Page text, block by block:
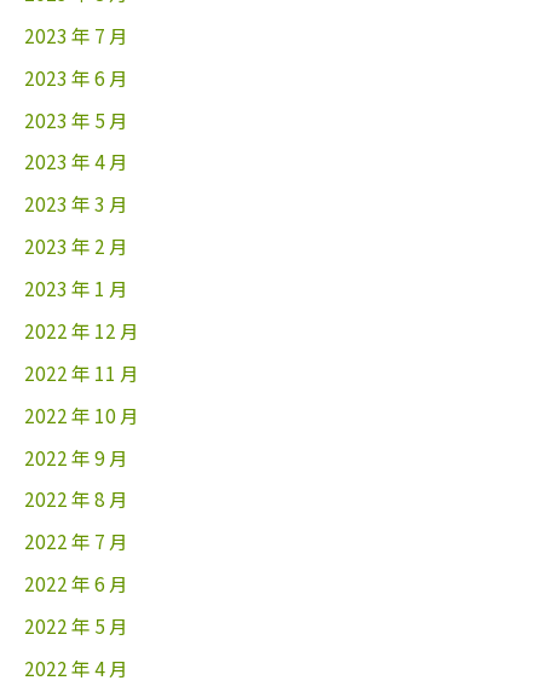
2023 年 7 月
2023 年 6 月
2023 年 5 月
2023 年 4 月
2023 年 3 月
2023 年 2 月
2023 年 1 月
2022 年 12 月
2022 年 11 月
2022 年 10 月
2022 年 9 月
2022 年 8 月
2022 年 7 月
2022 年 6 月
2022 年 5 月
2022 年 4 月